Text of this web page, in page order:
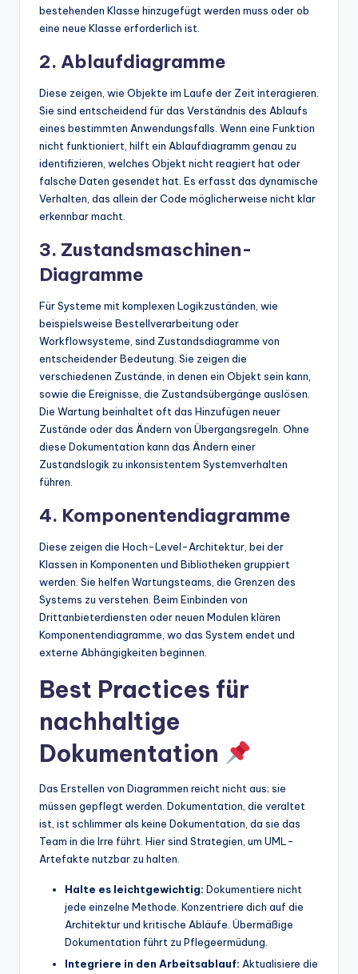
bestehenden Klasse hinzugefügt werden muss oder ob
eine neue Klasse erforderlich ist.
2. Ablaufdiagramme
Diese zeigen, wie Objekte im Laufe der Zeit interagieren.
Sie sind entscheidend für das Verständnis des Ablaufs
eines bestimmten Anwendungsfalls. Wenn eine Funktion
nicht funktioniert, hilft ein Ablaufdiagramm genau zu
identifizieren, welches Objekt nicht reagiert hat oder
falsche Daten gesendet hat. Es erfasst das dynamische
Verhalten, das allein der Code möglicherweise nicht klar
erkennbar macht.
3. Zustandsmaschinen-
Diagramme
Für Systeme mit komplexen Logikzuständen, wie
beispielsweise Bestellverarbeitung oder
Workflowsysteme, sind Zustandsdiagramme von
entscheidender Bedeutung. Sie zeigen die
verschiedenen Zustände, in denen ein Objekt sein kann,
sowie die Ereignisse, die Zustandsübergänge auslösen.
Die Wartung beinhaltet oft das Hinzufügen neuer
Zustände oder das Ändern von Übergangsregeln. Ohne
diese Dokumentation kann das Ändern einer
Zustandslogik zu inkonsistentem Systemverhalten
führen.
4. Komponentendiagramme
Diese zeigen die Hoch-Level-Architektur, bei der
Klassen in Komponenten und Bibliotheken gruppiert
werden. Sie helfen Wartungsteams, die Grenzen des
Systems zu verstehen. Beim Einbinden von
Drittanbieterdiensten oder neuen Modulen klären
Komponentendiagramme, wo das System endet und
externe Abhängigkeiten beginnen.
Best Practices für
nachhaltige
Dokumentation
Das Erstellen von Diagrammen reicht nicht aus; sie
müssen gepflegt werden. Dokumentation, die veraltet
ist, ist schlimmer als keine Dokumentation, da sie das
Team in die Irre führt. Hier sind Strategien, um UML-
Artefakte nutzbar zu halten.
Halte es leichtgewichtig: Dokumentiere nicht
jede einzelne Methode. Konzentriere dich auf die
Architektur und kritische Abläufe. Übermäßige
Dokumentation führt zu Pflegeermüdung.
Integriere in den Arbeitsablauf: Aktualisiere die